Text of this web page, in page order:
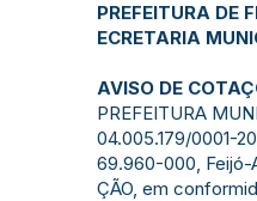
PREFEITURA DE
ECRETARIA
AVISO DE
PREFEITURA
04.005.179/0001-
69.960-000, Feijó-
ÇÃO, em